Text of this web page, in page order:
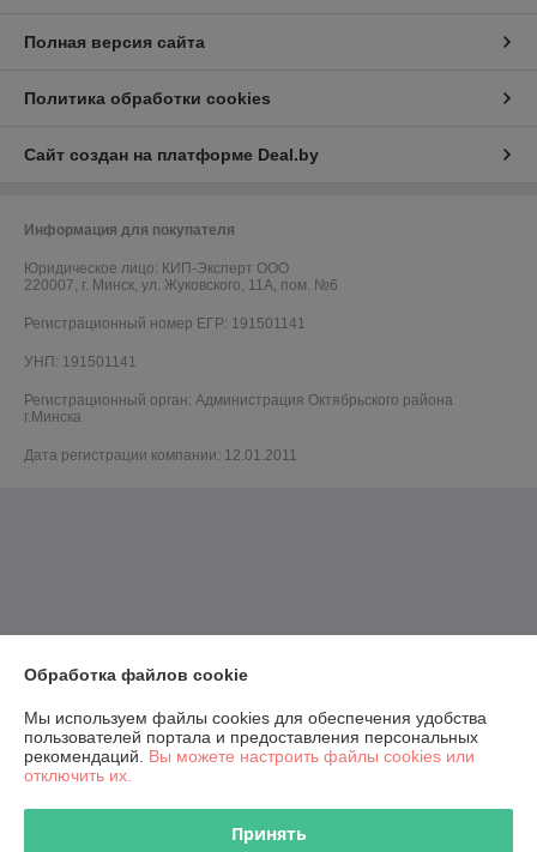
Полная версия сайта
Политика обработки cookies
Сайт создан на платформе Deal.by
Информация для покупателя
Юридическое лицо: КИП-Эксперт ООО
220007, г. Минск, ул. Жуковского, 11А, пом. №6
Регистрационный номер ЕГР: 191501141
УНП: 191501141
Регистрационный орган: Администрация Октябрьского района
г.Минска
Дата регистрации компании: 12.01.2011
Обработка файлов cookie
Мы используем файлы cookies для обеспечения удобства
пользователей портала и предоставления персональных
рекомендаций. Вы можете настроить файлы cookies или
отключить их.
Принять